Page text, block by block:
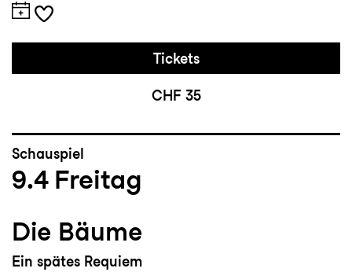
Tickets
CHF 35
Schauspiel
9.4 Freitag
Die Bäume
Ein spätes Requiem